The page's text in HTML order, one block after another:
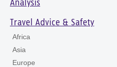
Analysis
Travel Advice & Safety
Africa
Asia
Europe